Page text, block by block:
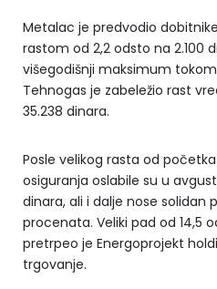
Metalac je predvodio
rastom od 2,2 odsto na 2.100
višegodišnji maksimum
Tehnogas je zabeležio rast
35.238 dinara.
Posle velikog rasta od
osiguranja oslabile su u
dinara, ali i dalje nose solidan
procenata. Veliki pad od 14,5
pretrpeo je Energoprojekt
trgovanje.